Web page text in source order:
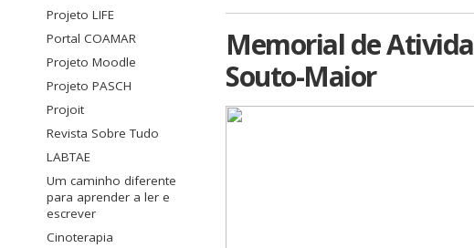
Projeto LIFE
Portal COAMAR
Projeto Moodle
Projeto PASCH
Projoit
Revista Sobre Tudo
LABTAE
Um caminho diferente
para aprender a ler e
escrever
Cinoterapia
Memorial de
Souto-Maior